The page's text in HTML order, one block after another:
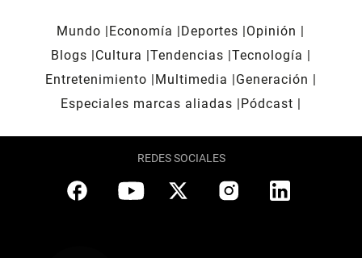
Mundo Economía Deportes
Opinión
Blogs
Cultura Tendencias Tecnología
Entretenimiento
Multimedia
Generación
Especiales marcas aliadas
Pódcast
REDES SOCIALES